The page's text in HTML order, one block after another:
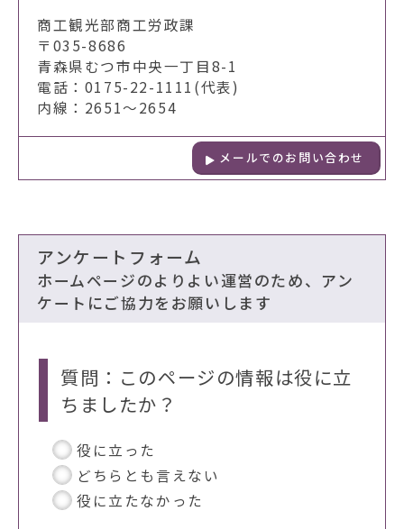
商工観光部商工労政課
〒035-8686
青森県むつ市中央一丁目8-1
電話：0175-22-1111(代表)
内線：2651～2654
メールでのお問い合わせ
アンケートフォーム
ホームページのよりよい運営のため、アン
ケートにご協力をお願いします
質問：このページの情報は役に立
ちましたか？
役に立った
どちらとも言えない
役に立たなかった